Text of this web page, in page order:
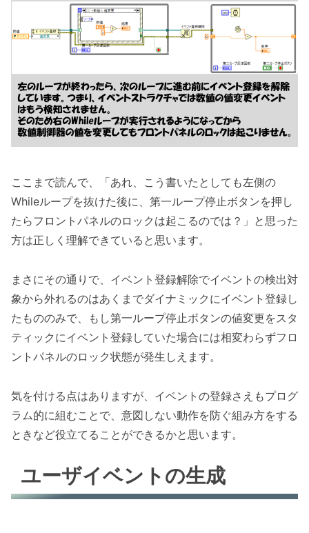
ここまで読んで、「あれ、こう書いたとしても左側の
Whileループを抜けた後に、第一ループ停止ボタンを押し
たらフロントパネルのロックは起こるのでは？」と思った
方は正しく理解できていると思います。
まさにその通りで、イベント登録解除でイベントの検出対
象から外れるのはあくまでダイナミックにイベント登録し
たもののみで、もし第一ループ停止ボタンの値変更をスタ
ティックにイベント登録していた場合には相変わらずフロ
ントパネルのロック状態が発生しえます。
気を付ける点はありますが、イベントの登録さえもプログ
ラム的に組むことで、意図しない動作を防ぐ組み方をする
ときなど役立てることができるかと思います。
ユーザイベントの生成